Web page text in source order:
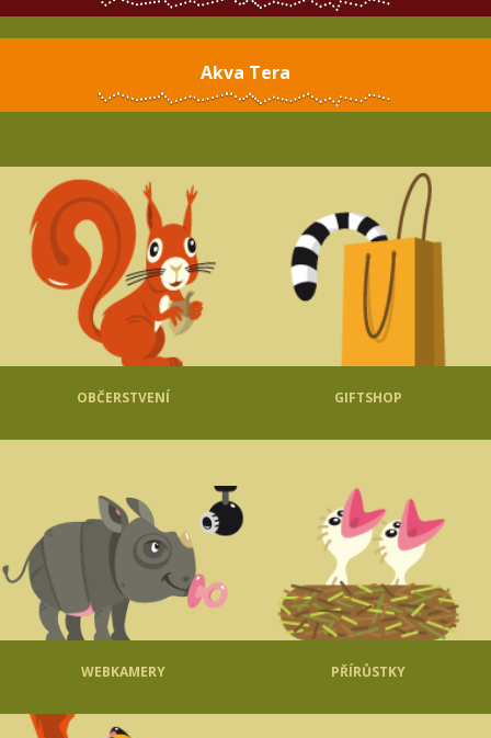
Akva Tera
OBČERSTVENÍ GIFTSHOP
WEBKAMERY PŘÍRŮSTKY